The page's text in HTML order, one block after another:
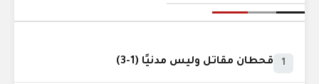
1 قحطان مقاتل وليس مدنيًا (1-3)